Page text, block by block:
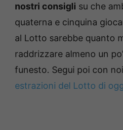
nostri consigli su che
quaterna e cinquina
al Lotto sarebbe quanto
raddrizzare almeno un
funesto. Segui poi con
estrazioni del Lotto di